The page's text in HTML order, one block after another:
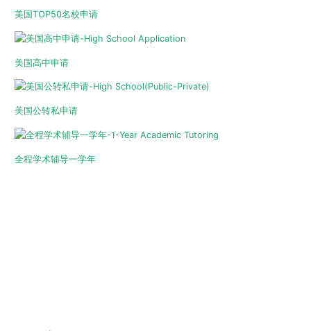
美国TOP50名校申请
美国高中申请
美国公转私申请
全程学术辅导一学年